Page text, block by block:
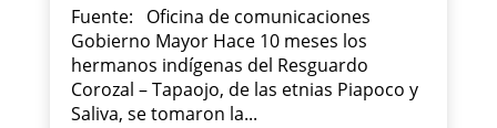
Fuente: Oficina de comunicaciones
Gobierno Mayor Hace 10 meses los
hermanos indígenas del Resguardo
Corozal – Tapaojo, de las etnias Piapoco y
Saliva, se tomaron la...